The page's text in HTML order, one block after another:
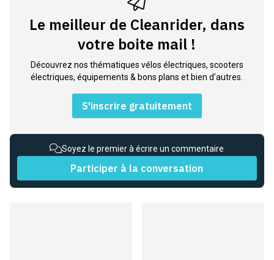
Le meilleur de Cleanrider, dans
votre boite mail !
Découvrez nos thématiques vélos électriques, scooters
électriques, équipements & bons plans et bien d'autres.
S'inscrire gratuitement
Soyez le premier à écrire un commentaire
Participer à la conversation